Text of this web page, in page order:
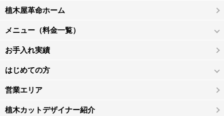
植木屋革命ホーム
メニュー（料金一覧）
お手入れ実績
はじめての方
営業エリア
植木カットデザイナー紹介